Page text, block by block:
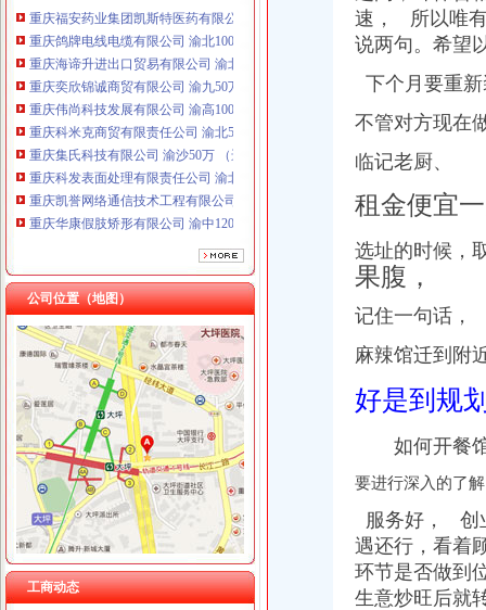
重庆海谛升进出口贸易有限公司 渝北100万 （进出口权）
重庆奕欣锦诚商贸有限公司 渝九50万 （工商注册）
重庆伟尚科技发展有限公司 渝高100万 （工商注册）
重庆科米克商贸有限责任公司 渝北50万 （工商注册）
重庆集氏科技有限公司 渝沙50万 （进出口权）
重庆科发表面处理有限责任公司 渝北800万 （进出口权）
重庆凯誉网络通信技术工程有限公司渝中分公司 （工商注册）
重庆华康假肢矫形有限公司 渝中120万 （增资）
重庆佳技维科技发展有限公司 渝南100万 （进出口权）
重庆福安药业集团凯斯特医药有限公司 渝新100万 （进出口权）
重庆鸽牌电线电缆有限公司 渝北10010万 (进出口权)
重庆海谛升进出口贸易有限公司 渝北100万 （进出口权）
重庆奕欣锦诚商贸有限公司 渝九50万 （工商注册）
重庆伟尚科技发展有限公司 渝高100万 （工商注册）
重庆科米克商贸有限责任公司 渝北50万 （工商注册）
重庆集氏科技有限公司 渝沙50万 （进出口权）
重庆科发表面处理有限责任公司 渝北800万 （进出口权）
重庆凯誉网络通信技术工程有限公司渝中分公司 （工商注册）
重庆华康假肢矫形有限公司 渝中120万 （增资）
重庆佳技维科技发展有限公司 渝南100万 （进出口权）
重庆福安药业集团凯斯特医药有限公司 渝新100万 （进出口权）
公司位置（地图）
工商动态
巴国城办税务登记证
同城跨区办税务登记证可以不在所属区税局办理吗-爱问知识人
郝凯（冀CR0032）丢失税务登记证副本、石家庄市桥西区浩城房屋修
设立上海分公司注册,**,办理税务登记证-上海58同城
[大事件]三环股份（000883）重大资产置换及发行股份报告书（摘要）-
符氏世系表【百家姓吧】_百度贴吧
【图】九龙坡云湖巴国城工商代理/代理记账会计/审计_重庆会计审计
晨报万事通_新浪新闻
养土元●种天麻_新浪新闻
当代力帆收获赛季胜.PDF
晨报万事通(组图)-搜狐滚动
渝开发：发行股份购买资产并募集配套资金暨关联交易报告书（草案）
速， 所以唯
说两句。希望
下个月要重
不管对方现在
临记老厨、
租金便宜
选址的时候，
果腹，
记住一句话，
麻辣馆迁到附
好是到规
如何开餐
要进行深入的了
服务好，
创
遇还行， 看着
环节是否做到
生意炒旺后就